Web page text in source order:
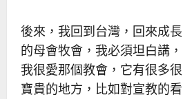
後來，我回到台灣，回來成長
的母會牧會，我必須坦白講，
我很愛那個教會，它有很多很
寶貴的地方，比如對宣教的看